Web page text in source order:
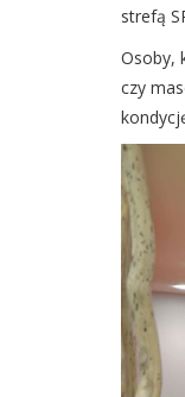
strefą
Osoby,
czy